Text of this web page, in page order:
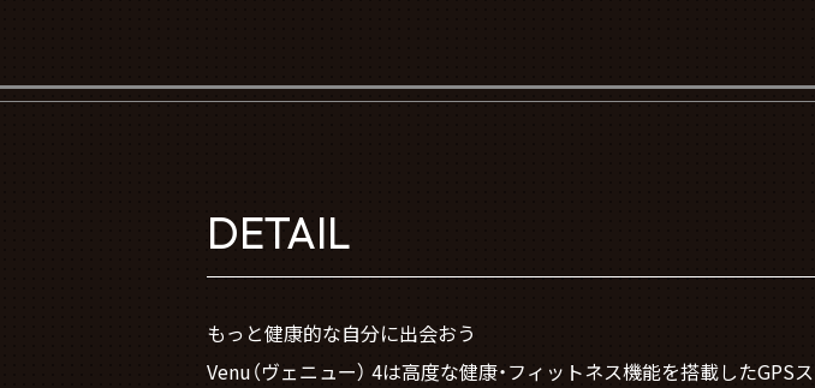
DETAIL
もっと健康的な自分に出会おう
Venu（ヴェニュー） 4は高度な健康・フィットネス機能を搭載した